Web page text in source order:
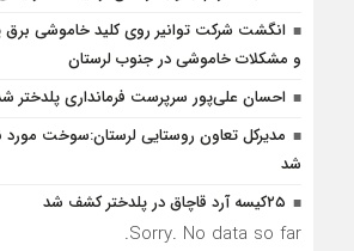
انگشت شرکت توانیر روی کلید خاموشی برق
و مشکلات خاموشی در جنوب لرستان
احسان علی‌پور سرپرست فرمانداری پلدختر
مدیرکل تعاون روستایی لرستان:سوخت مورد
شد
۲۵کیسه آرد قاچاق در پلدختر کشف شد
Sorry. No data so far.